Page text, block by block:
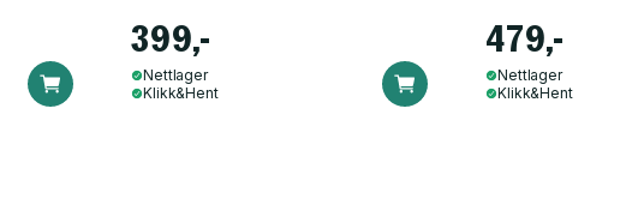
399,-
Nettlager
Klikk&Hent
479,-
Nettlager
Klikk&Hent